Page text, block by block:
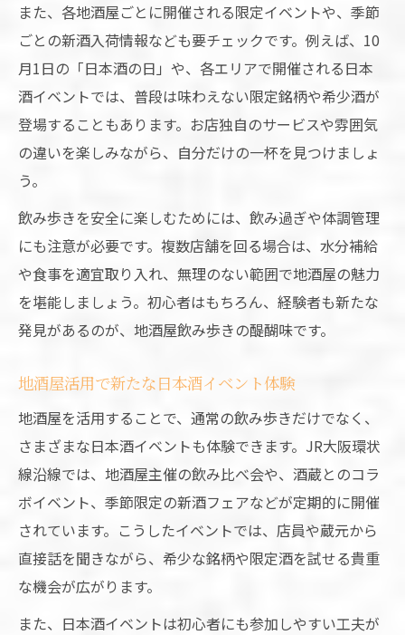
また、各地酒屋ごとに開催される限定イベントや、季節
ごとの新酒入荷情報なども要チェックです。例えば、10
月1日の「日本酒の日」や、各エリアで開催される日本
酒イベントでは、普段は味わえない限定銘柄や希少酒が
登場することもあります。お店独自のサービスや雰囲気
の違いを楽しみながら、自分だけの一杯を見つけましょ
う。
飲み歩きを安全に楽しむためには、飲み過ぎや体調管理
にも注意が必要です。複数店舗を回る場合は、水分補給
や食事を適宜取り入れ、無理のない範囲で地酒屋の魅力
を堪能しましょう。初心者はもちろん、経験者も新たな
発見があるのが、地酒屋飲み歩きの醍醐味です。
地酒屋活用で新たな日本酒イベント体験
地酒屋を活用することで、通常の飲み歩きだけでなく、
さまざまな日本酒イベントも体験できます。JR大阪環状
線沿線では、地酒屋主催の飲み比べ会や、酒蔵とのコラ
ボイベント、季節限定の新酒フェアなどが定期的に開催
されています。こうしたイベントでは、店員や蔵元から
直接話を聞きながら、希少な銘柄や限定酒を試せる貴重
な機会が広がります。
また、日本酒イベントは初心者にも参加しやすい工夫が